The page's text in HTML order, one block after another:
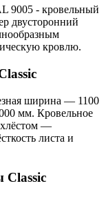
9005 - кровельный
двусторонний
кровлю.
ширина — 1100
мм. Кровельное
—
листа и
Classic